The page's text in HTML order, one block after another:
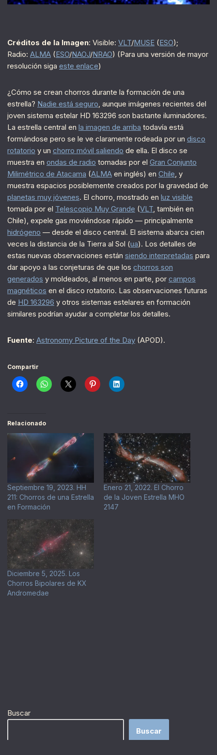
Créditos de la Imagen: Visible: VLT/MUSE (ESO);
Radio: ALMA (ESO/NAOJ/NRAO) (Para una versión de mayor
resolución siga este enlace)
¿Cómo se crean chorros durante la formación de una
estrella? Nadie está seguro, aunque imágenes recientes del
joven sistema estelar HD 163296 son bastante iluminadores.
La estrella central en la imagen de arriba todavía está
formándose pero se le ve claramente rodeada por un disco
rotatorio y un chorro móvil saliendo de ella. El disco se
muestra en ondas de radio tomadas por el Gran Conjunto
Milimétrico de Atacama (ALMA en inglés) en Chile, y
muestra espacios posiblemente creados por la gravedad de
planetas muy jóvenes. El chorro, mostrado en luz visible
tomada por el Telescopio Muy Grande (VLT, también en
Chile), expele gas moviéndose rápido — principalmente
hidrógeno — desde el disco central. El sistema abarca cien
veces la distancia de la Tierra al Sol (ua). Los detalles de
estas nuevas observaciones están siendo interpretadas para
dar apoyo a las conjeturas de que los chorros son
generados y moldeados, al menos en parte, por campos
magnéticos en el disco rotatorio. Las observaciones futuras
de HD 163296 y otros sistemas estelares en formación
similares podrían ayudar a completar los detalles.
Fuente: Astronomy Picture of the Day (APOD).
Compartir
Relacionado
Septiembre 19, 2023. HH
211: Chorros de una Estrella
en Formación
Enero 21, 2022. El Chorro
de la Joven Estrella MHO
2147
Diciembre 5, 2025. Los
Chorros Bipolares de KX
Andromedae
Buscar
Buscar